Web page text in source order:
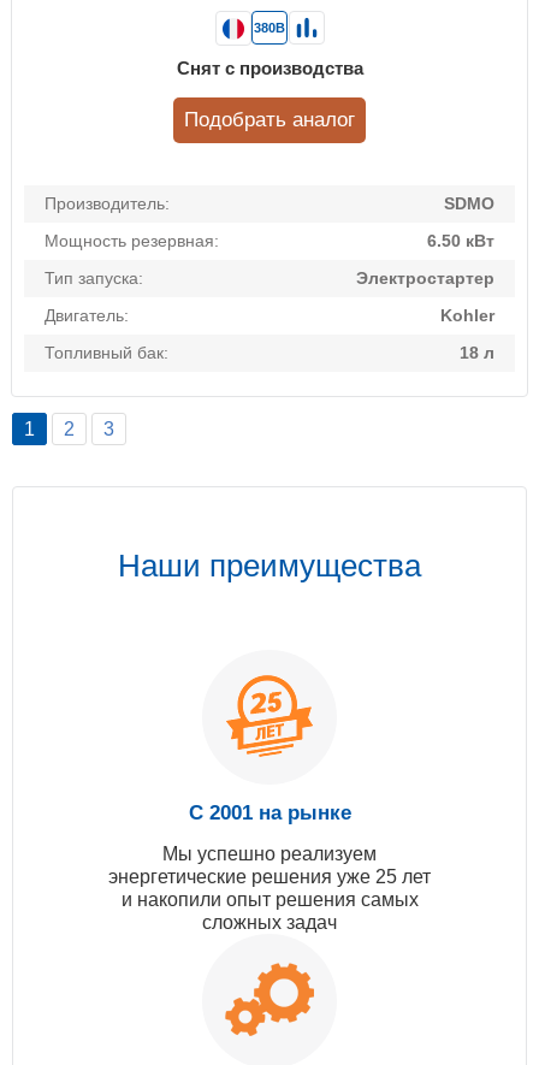
Производитель:
SDMO
Мощность резервная:
6.50 кВт
Тип запуска:
Электростартер
Двигатель:
Kohler
Топливный бак:
18 л
380В
Снят с производства
Подобрать аналог
1 2 3
Наши преимущества
С 2001 на рынке
Мы успешно реализуем
энергетические решения уже 25 лет
и накопили опыт решения самых
сложных задач